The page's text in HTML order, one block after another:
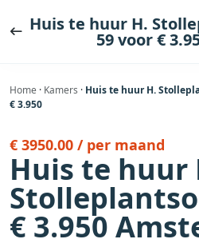
naar Huis te huur H.
59 voor €
Home · Kamers · Huis te huur H.
€ 3.950
€ 3950.00 / per maand
Huis te huur
€ 3.950